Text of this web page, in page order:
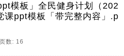
模板」全民健身计划（202
ppt模板「带完整内容」.p
数: 16